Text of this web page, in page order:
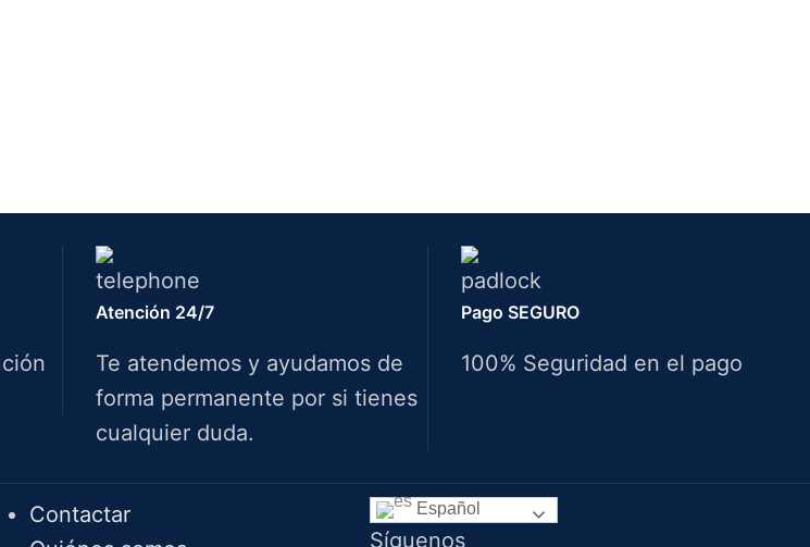
Atención 24/7
Te atendemos y ayudamos de
forma permanente por si tienes
cualquier duda.
Pago SEGURO
100% Seguridad en el pago
Contactar
Idiomas
Español
Síguenos